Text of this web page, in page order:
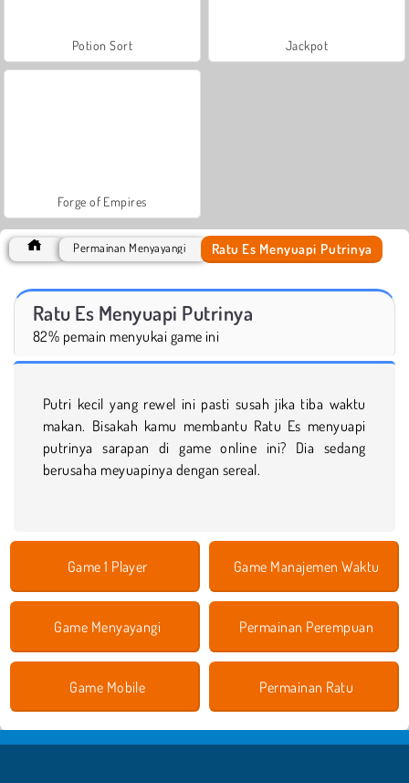
Potion Sort Jackpot
Forge of Empires
Permainan Menyayangi Ratu Es Menyuapi Putrinya
Ratu Es Menyuapi Putrinya
82% pemain menyukai game ini
Putri kecil yang rewel ini pasti susah jika tiba waktu
makan. Bisakah kamu membantu Ratu Es menyuapi
putrinya sarapan di game online ini? Dia sedang
berusaha meyuapinya dengan sereal.
Game 1 Player Game Manajemen Waktu
Game Menyayangi Permainan Perempuan
Game Mobile Permainan Ratu